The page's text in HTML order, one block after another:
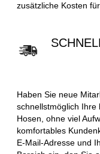
zusätzliche Kosten
Haben Sie neue
schnellstmöglich Ihre
Hosen, ohne viel
komfortables
E-Mail-Adresse und